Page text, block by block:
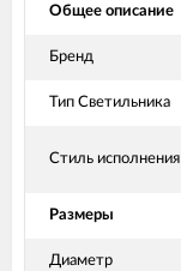
Общее описание
Бренд
Тип Светильника
Стиль исполнения
Размеры
Диаметр